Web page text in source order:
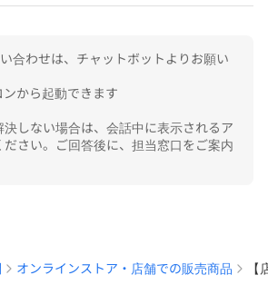
合わせは、チャットボットよりお願い
から起動できます
しない場合は、会話中に表示されるア
さい。ご回答後に、担当窓口をご案内
オンラインストア・店舗での販売商品